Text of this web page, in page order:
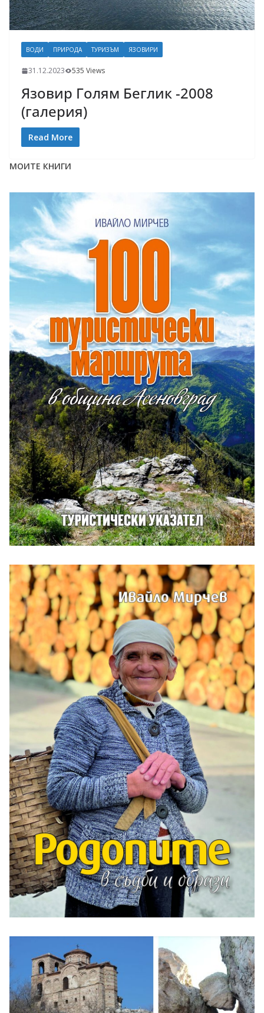
ВОДИ ПРИРОДА ТУРИЗЪМ ЯЗОВИРИ
31.12.2023 535 Views
Язовир Голям Беглик -2008
(галерия)
Read More
МОИТЕ КНИГИ